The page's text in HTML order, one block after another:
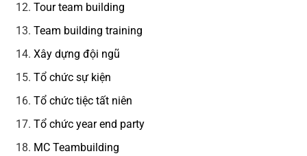
Tour team building
Team building training
Xây dựng đội ngũ
Tổ chức sự kiện
Tổ chức tiệc tất niên
Tổ chức year end party
MC Teambuilding